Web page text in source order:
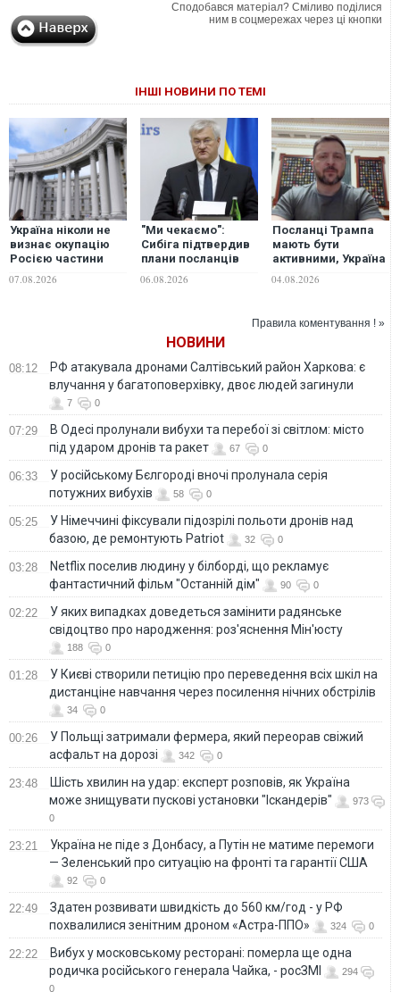
Сподобався матеріал? Сміливо поділися
ним в соцмережах через ці кнопки
ІНШІ НОВИНИ ПО ТЕМІ
Україна ніколи не
визнає окупацію
Росією частини
07.08.2026
"Ми чекаємо":
Сибіга підтвердив
плани посланців
Україну
06.08.2026
Посланці Трампа
мають бути
активними, Україна
переговорів, -
04.08.2026
Правила коментування ! »
НОВИНИ
08:12
РФ атакувала дронами Салтівський район Харкова: є
влучання у багатоповерхівку, двоє людей загинули
7 0
07:29
В Одесі пролунали вибухи та перебої зі світлом: місто
під ударом дронів та ракет
67 0
06:33
У російському Бєлгороді вночі пролунала серія
потужних вибухів
58 0
05:25
У Німеччині фіксували підозрілі польоти дронів над
базою, де ремонтують Patriot
32 0
03:28
Netflix поселив людину у білборді, що рекламує
фантастичний фільм "Останній дім"
90 0
02:22
У яких випадках доведеться замінити радянське
свідоцтво про народження: роз'яснення Мін'юсту
188 0
01:28
У Києві створили петицію про переведення всіх шкіл на
дистанціне навчання через посилення нічних обстрілів
34 0
00:26
У Польщі затримали фермера, який переорав свіжий
асфальт на дорозі
342 0
23:48
Шість хвилин на удар: експерт розповів, як Україна
може знищувати пускові установки "Іскандерів"
973
0
23:21
Україна не піде з Донбасу, а Путін не матиме перемоги
— Зеленський про ситуацію на фронті та гарантії США
92 0
22:49
Здатен розвивати швидкість до 560 км/год - у РФ
похвалилися зенітним дроном «Астра-ППО»
324 0
22:22
Вибух у московському ресторані: померла ще одна
родичка російського генерала Чайка, - росЗМІ
294
0